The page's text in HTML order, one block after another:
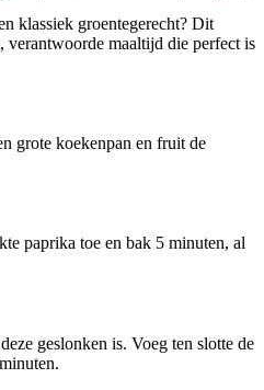
klassiek groentegerecht? Dit
verantwoorde maaltijd die perfect is
grote koekenpan en fruit de
paprika toe en bak 5 minuten, al
geslonken is. Voeg ten slotte de